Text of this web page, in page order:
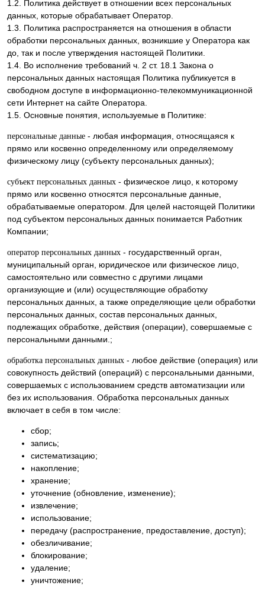
1.2. Политика действует в отношении всех персональных
данных, которые обрабатывает Оператор.
1.3. Политика распространяется на отношения в области
обработки персональных данных, возникшие у Оператора как
до, так и после утверждения настоящей Политики.
1.4. Во исполнение требований ч. 2 ст. 18.1 Закона о
персональных данных настоящая Политика публикуется в
свободном доступе в информационно-телекоммуникационной
сети Интернет на сайте Оператора.
1.5. Основные понятия, используемые в Политике:
персональные данные - любая информация, относящаяся к
прямо или косвенно определенному или определяемому
физическому лицу (субъекту персональных данных);
субъект персональных данных - физическое лицо, к которому
прямо или косвенно относятся персональные данные,
обрабатываемые оператором. Для целей настоящей Политики
под субъектом персональных данных понимается Работник
Компании;
оператор персональных данных - государственный орган,
муниципальный орган, юридическое или физическое лицо,
самостоятельно или совместно с другими лицами
организующие и (или) осуществляющие обработку
персональных данных, а также определяющие цели обработки
персональных данных, состав персональных данных,
подлежащих обработке, действия (операции), совершаемые с
персональными данными.;
обработка персональных данных - любое действие (операция) или
совокупность действий (операций) с персональными данными,
совершаемых с использованием средств автоматизации или
без их использования. Обработка персональных данных
включает в себя в том числе:
сбор;
запись;
систематизацию;
накопление;
хранение;
уточнение (обновление, изменение);
извлечение;
использование;
передачу (распространение, предоставление, доступ);
обезличивание;
блокирование;
удаление;
уничтожение;